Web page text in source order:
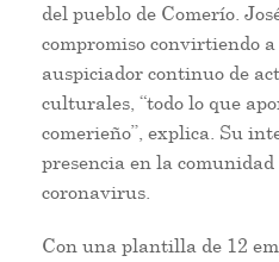
del pueblo de Comerío.
compromiso convirtiendo
auspiciador continuo de
culturales, “todo lo que
comerieño”, explica. Su
presencia en la
coronavirus.
Con una plantilla de 12